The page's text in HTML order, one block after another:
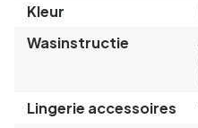
Kleur
Wasinstructie
Lingerie accessoires